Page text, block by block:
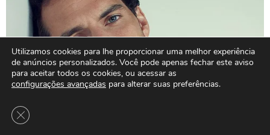
Utilizamos cookies para lhe proporcionar uma melhor experiência
de anúncios personalizados. Você pode apenas fechar este aviso
para aceitar todos os cookies, ou acessar as
configurações avançadas para alterar suas preferências.
Close GDPR Cookie Banner